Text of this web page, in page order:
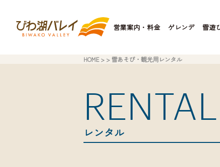
営業案内・料金 ゲレンデ 雪遊
HOME> > 雪あそび・観光用レンタル
レンタル